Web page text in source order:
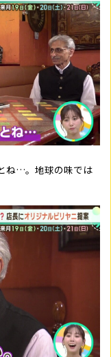
ね…。地球の味では